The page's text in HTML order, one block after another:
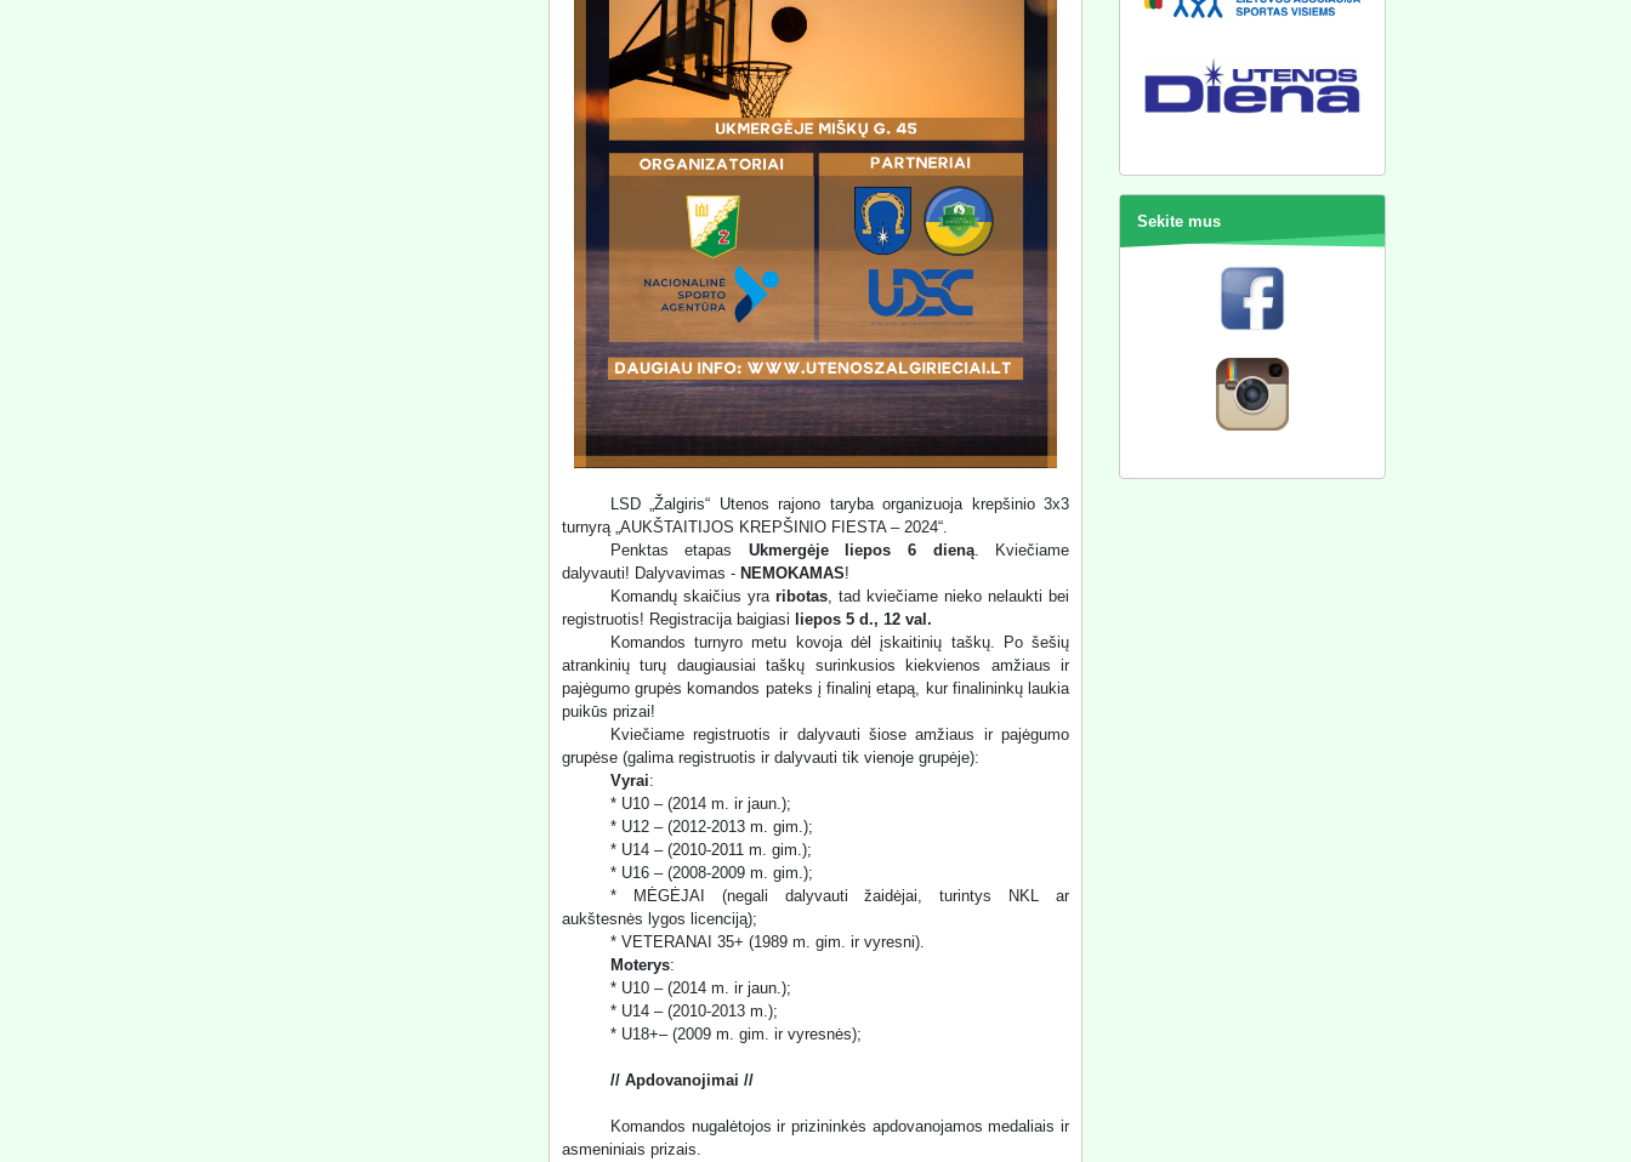
LSD „Žalgiris“ Utenos rajono taryba organizuoja krepšinio 3x3
turnyrą „AUKŠTAITIJOS KREPŠINIO FIESTA – 2024“.
Penktas etapas Ukmergėje liepos 6 dieną. Kviečiame
dalyvauti! Dalyvavimas - NEMOKAMAS!
Komandų skaičius yra ribotas, tad kviečiame nieko nelaukti bei
registruotis! Registracija baigiasi liepos 5 d., 12 val.
Komandos turnyro metu kovoja dėl įskaitinių taškų. Po šešių
atrankinių turų daugiausiai taškų surinkusios kiekvienos amžiaus ir
pajėgumo grupės komandos pateks į finalinį etapą, kur finalininkų laukia
puikūs prizai!
Kviečiame registruotis ir dalyvauti šiose amžiaus ir pajėgumo
grupėse (galima registruotis ir dalyvauti tik vienoje grupėje):
Vyrai:
* U10 – (2014 m. ir jaun.);
* U12 – (2012-2013 m. gim.);
* U14 – (2010-2011 m. gim.);
* U16 – (2008-2009 m. gim.);
* MĖGĖJAI (negali dalyvauti žaidėjai, turintys NKL ar
aukštesnės lygos licenciją);
* VETERANAI 35+ (1989 m. gim. ir vyresni).
Moterys:
* U10 – (2014 m. ir jaun.);
* U14 – (2010-2013 m.);
* U18+– (2009 m. gim. ir vyresnės);
// Apdovanojimai //
Komandos nugalėtojos ir prizininkės apdovanojamos medaliais ir
asmeniniais prizais.
Sekite mus